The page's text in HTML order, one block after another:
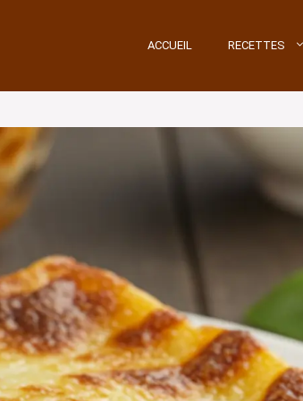
ACCUEIL RECETTES